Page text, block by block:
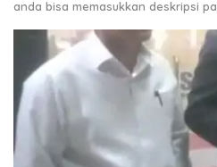
anda bisa memasukkan deskripsi